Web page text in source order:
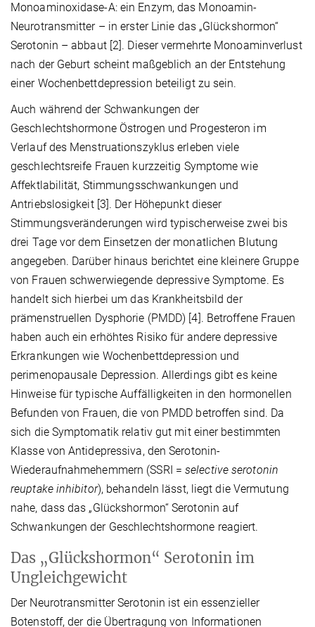
Monoaminoxidase-A: ein Enzym, das Monoamin-
Neurotransmitter – in erster Linie das „Glückshormon“
Serotonin – abbaut [2]. Dieser vermehrte Monoaminverlust
nach der Geburt scheint maßgeblich an der Entstehung
einer Wochenbettdepression beteiligt zu sein.
Auch während der Schwankungen der
Geschlechtshormone Östrogen und Progesteron im
Verlauf des Menstruationszyklus erleben viele
geschlechtsreife Frauen kurzzeitig Symptome wie
Affektlabilität, Stimmungsschwankungen und
Antriebslosigkeit [3]. Der Höhepunkt dieser
Stimmungsveränderungen wird typischerweise zwei bis
drei Tage vor dem Einsetzen der monatlichen Blutung
angegeben. Darüber hinaus berichtet eine kleinere Gruppe
von Frauen schwerwiegende depressive Symptome. Es
handelt sich hierbei um das Krankheitsbild der
prämenstruellen Dysphorie (PMDD) [4]. Betroffene Frauen
haben auch ein erhöhtes Risiko für andere depressive
Erkrankungen wie Wochenbettdepression und
perimenopausale Depression. Allerdings gibt es keine
Hinweise für typische Auffälligkeiten in den hormonellen
Befunden von Frauen, die von PMDD betroffen sind. Da
sich die Symptomatik relativ gut mit einer bestimmten
Klasse von Antidepressiva, den Serotonin-
Wiederaufnahmehemmern (SSRI =selective serotonin
reuptake inhibitor), behandeln lässt, liegt die Vermutung
nahe, dass das „Glückshormon“ Serotonin auf
Schwankungen der Geschlechtshormone reagiert.
Das „Glückshormon“ Serotonin im
Ungleichgewicht
Der Neurotransmitter Serotonin ist ein essenzieller
Botenstoff, der die Übertragung von Informationen